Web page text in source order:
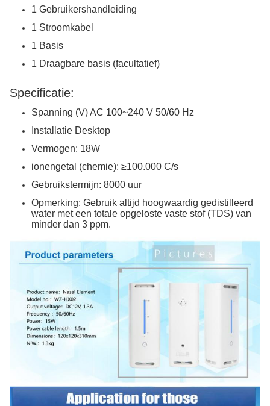
1 Gebruikershandleiding
1 Stroomkabel
1 Basis
1 Draagbare basis (facultatief)
Specificatie:
Spanning (V) AC 100~240 V 50/60 Hz
Installatie Desktop
Vermogen: 18W
ionengetal (chemie): ≥100.000 C/s
Gebruikstermijn: 8000 uur
Opmerking: Gebruik altijd hoogwaardig gedistilleerd
water met een totale opgeloste vaste stof (TDS) van
minder dan 3 ppm.